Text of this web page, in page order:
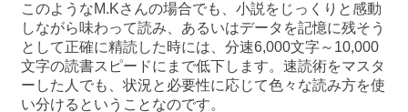
このようなM.Kさんの場合でも、小説をじっくりと感動
しながら味わって読み、あるいはデータを記憶に残そう
として正確に精読した時には、分速6,000文字～10,000
文字の読書スピードにまで低下します。速読術をマスタ
ーした人でも、状況と必要性に応じて色々な読み方を使
い分けるということなのです。